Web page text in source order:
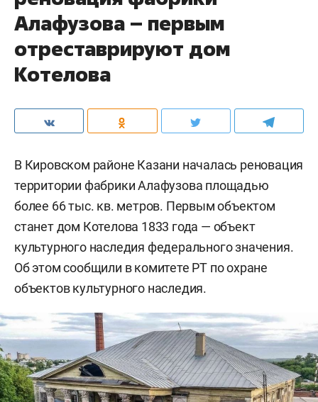
Алафузова – первым
отреставрируют дом
Котелова
В Кировском районе Казани началась реновация
территории фабрики Алафузова площадью
более 66 тыс. кв. метров. Первым объектом
станет дом Котелова 1833 года — объект
культурного наследия федерального значения.
Об этом сообщили в комитете РТ по охране
объектов культурного наследия.